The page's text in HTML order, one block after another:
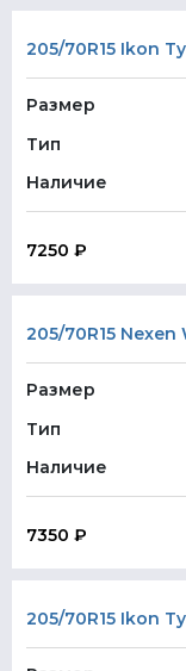
205/70R15 Ikon
Размер
Тип
Наличие
7250 ₽
205/70R15
Размер
Тип
Наличие
7350 ₽
205/70R15 Ikon